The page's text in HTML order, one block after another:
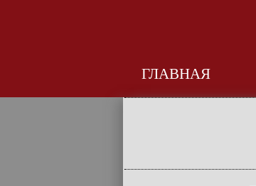
ГЛАВНАЯ